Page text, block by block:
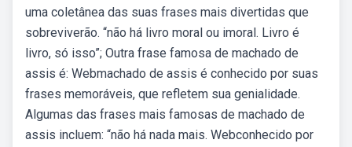
uma coletânea das suas frases mais divertidas que
sobreviverão. “não há livro moral ou imoral. Livro é
livro, só isso”; Outra frase famosa de machado de
assis é: Webmachado de assis é conhecido por suas
frases memoráveis, que refletem sua genialidade.
Algumas das frases mais famosas de machado de
assis incluem: “não há nada mais. Webconhecido por